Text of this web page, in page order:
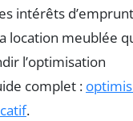
intérêts
location meublée
l’optimisation
complet :
.